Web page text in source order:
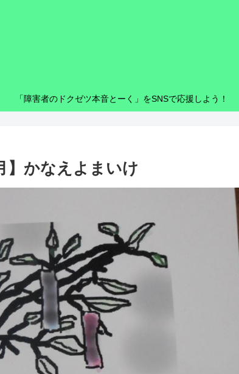
「障害者のドクゼツ本音とーく」をSNSで応援しよう！
かなえよまいけ